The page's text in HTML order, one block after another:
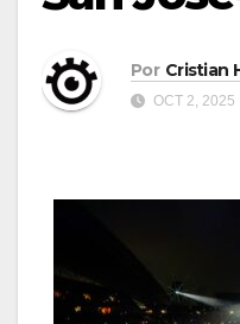
Por Cristian
OCT 2, 2025